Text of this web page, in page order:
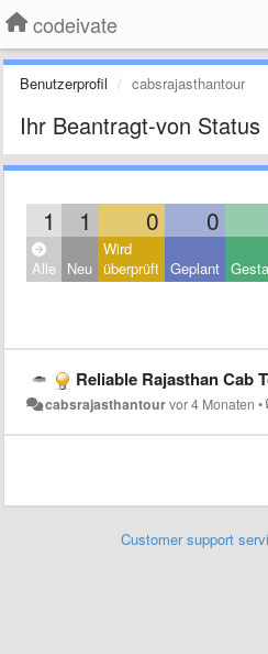
codeivate
Benutzerprofil cabsrajasthantour
Ihr Beantragt-von Status
1 1 0 0
Alle Neu
Wird
überprüft Geplant
Reliable Rajasthan Cab Tours for
cabsrajasthantourvor 4 Monaten •
Customer support